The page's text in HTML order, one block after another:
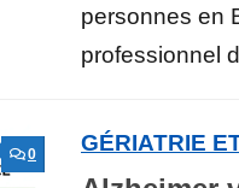
personnes en
professionnel
0 GÉRIATRIE